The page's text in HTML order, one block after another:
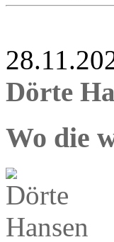
Dörte
Wo die